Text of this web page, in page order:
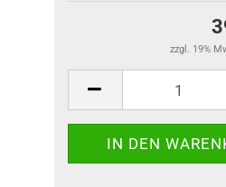
zzgl. 19%